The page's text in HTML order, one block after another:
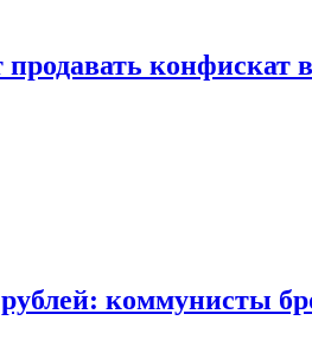
конфискат
коммунисты